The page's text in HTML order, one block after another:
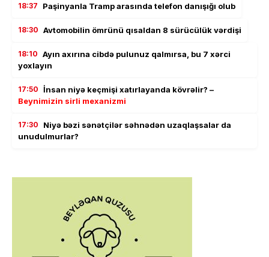
18:37 Paşinyanla Tramp arasında telefon danışığı olub
18:30 Avtomobilin ömrünü qısaldan 8 sürücülük vərdişi
18:10 Ayın axırına cibdə pulunuz qalmırsa, bu 7 xərci
yoxlayın
17:50 İnsan niyə keçmişi xatırlayanda kövrəlir? –
Beynimizin sirli mexanizmi
17:30
Niyə bəzi sənətçilər səhnədən uzaqlaşsalar da
unudulmurlar?